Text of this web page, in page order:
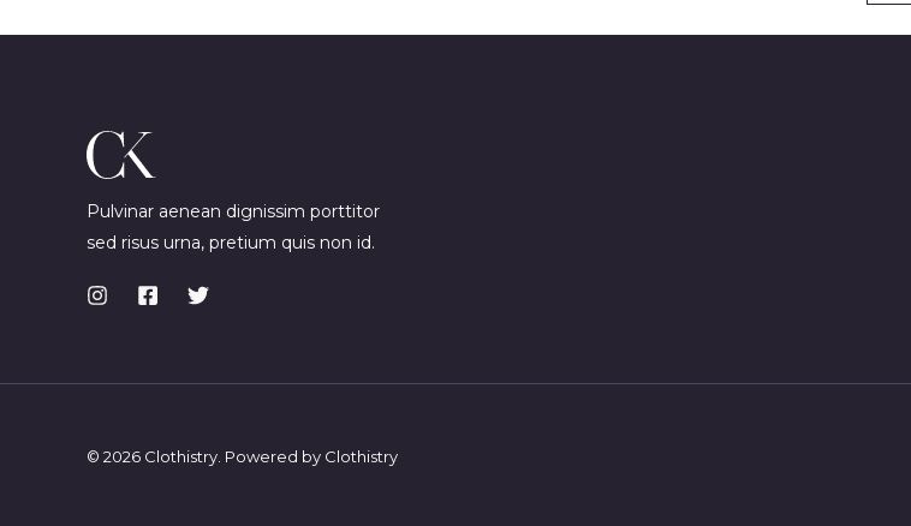
Pulvinar aenean dignissim porttitor
sed risus urna, pretium quis non id.
© 2026 Clothistry. Powered by Clothistry